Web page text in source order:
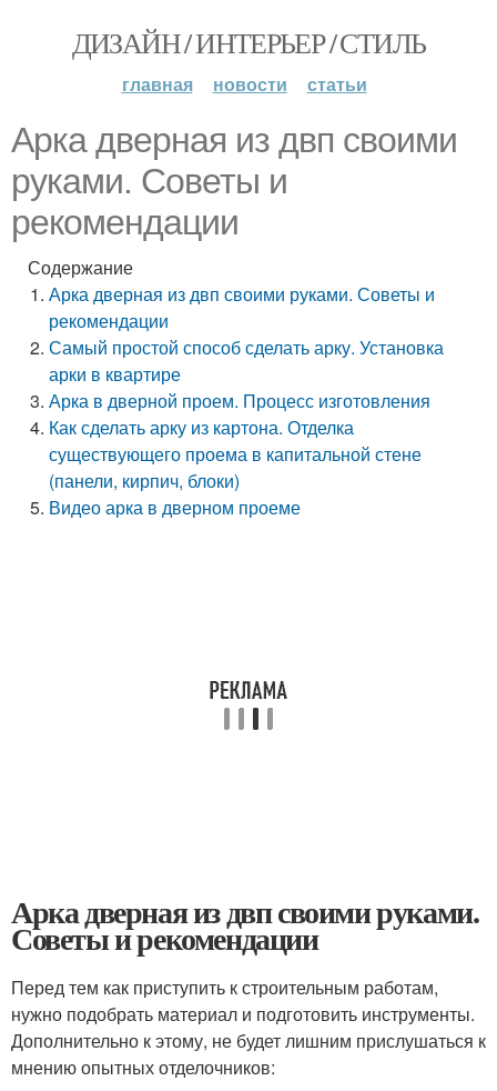
ДИЗАЙН / ИНТЕРЬЕР / СТИЛЬ
главная новости статьи
Арка дверная из двп своими
руками. Советы и
рекомендации
Содержание
Арка дверная из двп своими руками. Советы и
рекомендации
Самый простой способ сделать арку. Установка
арки в квартире
Арка в дверной проем. Процесс изготовления
Как сделать арку из картона. Отделка
существующего проема в капитальной стене
(панели, кирпич, блоки)
Видео арка в дверном проеме
Арка дверная из двп своими руками.
Советы и рекомендации
Перед тем как приступить к строительным работам,
нужно подобрать материал и подготовить инструменты.
Дополнительно к этому, не будет лишним прислушаться к
мнению опытных отделочников: